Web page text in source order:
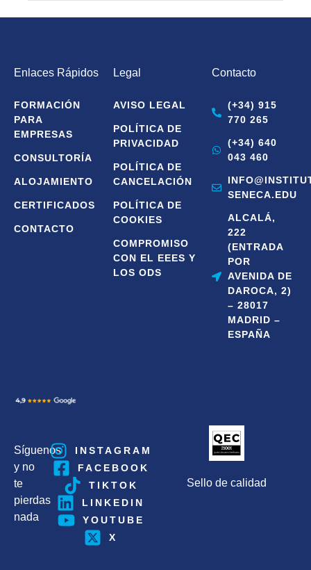
Enlaces Rápidos
FORMACIÓN
PARA
EMPRESAS
CONSULTORÍA
ALOJAMIENTO
CERTIFICADOS
CONTACTO
Legal
AVISO LEGAL
POLÍTICA DE
PRIVACIDAD
POLÍTICA DE
CANCELACIÓN
POLÍTICA DE
COOKIES
COMPROMISO
CON EL EEES Y
LOS ODS
Contacto
(+34) 915
770 265
(+34) 640
043 460
SENECA.EDU
ALCALÁ,
222
(ENTRADA
POR
AVENIDA DE
DAROCA, 2)
– 28017
MADRID –
ESPAÑA
Síguenos
y no
te
pierdas
nada
INSTAGRAM
FACEBOOK
TIKTOK
LINKEDIN
YOUTUBE
X
Sello de calidad